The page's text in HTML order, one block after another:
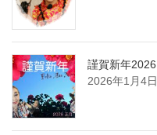
謹賀新年2026
2026年1月4日